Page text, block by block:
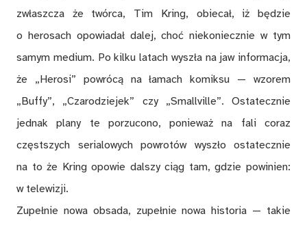
zwłaszcza że twórca, Tim Kring, obiecał, iż będzie
o herosach opowiadał dalej, choć niekoniecznie w tym
samym medium. Po kilku latach wyszła na jaw informacja,
że „Herosi” powrócą na łamach komiksu — wzorem
„Buffy”, „Czarodziejek” czy „Smallville”. Ostatecznie
jednak plany te porzucono, ponieważ na fali coraz
częstszych serialowych powrotów wyszło ostatecznie
na to że Kring opowie dalszy ciąg tam, gdzie powinien:
w telewizji.
Zupełnie nowa obsada, zupełnie nowa historia — takie